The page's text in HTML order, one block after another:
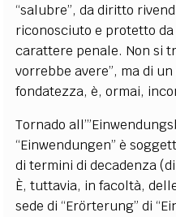
“salubre”, da diritto
riconosciuto e protetto
carattere penale. Non si
vorrebbe avere”, ma di
fondatezza, è, ormai,
Tornado
“Einwendungen” è
di termini di decadenza
È, tuttavia, in facoltà,
sede di “Erörterung” di